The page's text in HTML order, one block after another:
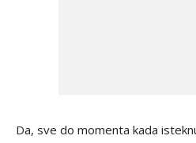
Da, sve do momenta kada